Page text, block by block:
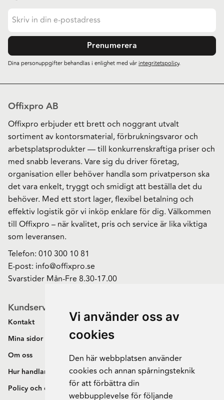
Vi använder oss av
cookies
Den här webbplatsen använder
cookies och annan spårningsteknik
för att förbättra din
webbupplevelse för följande
Prenumerera
Dina personuppgifter behandlas i enlighet med vårintegritetspolicy.
Offixpro AB
Offixpro erbjuder ett brett och noggrant utvalt
sortiment av kontorsmaterial, förbrukningsvaror och
arbetsplatsprodukter — till konkurrenskraftiga priser och
med snabb leverans. Vare sig du driver företag,
organisation eller behöver handla som privatperson ska
det vara enkelt, tryggt och smidigt att beställa det du
behöver. Med ett stort lager, flexibel betalning och
effektiv logistik gör vi inköp enklare för dig. Välkommen
till Offixpro – när kvalitet, pris och service är lika viktiga
som leveransen.
Telefon: 010 300 10 81
E-post: info@offixpro.se
Svarstider Mån-Fre 8.30-17.00
Kundservice
Kontakt
Mina sidor
Om oss
Hur handlar jag?
Policy och cookies